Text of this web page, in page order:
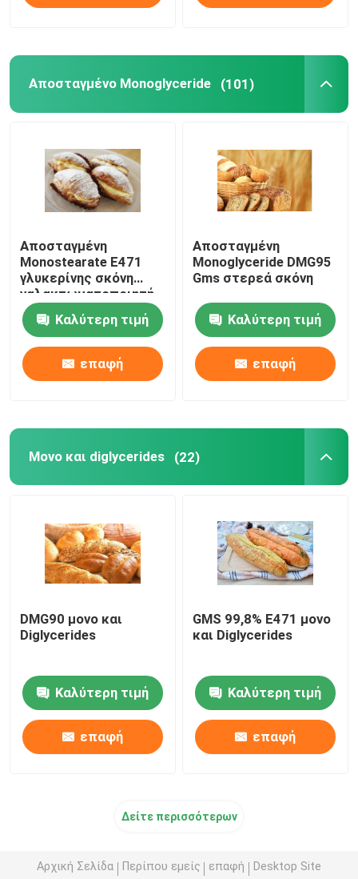
Αποσταγμένο Monoglyceride (101)
Αποσταγμένη
Monostearate E471
γλυκερίνης σκόνη
γαλακτωματοποιητή
Καλύτερη τιμή
επαφή
Αποσταγμένη
Monoglyceride DMG95
Gms στερεά σκόνη
Καλύτερη τιμή
επαφή
Μονο και diglycerides (22)
DMG90 μονο και
Diglycerides
Καλύτερη τιμή
επαφή
GMS 99,8% E471 μονο
και Diglycerides
Καλύτερη τιμή
επαφή
Δείτε περισσότερων
Αρχική Σελίδα Περίπου εμείς επαφή Desktop Site